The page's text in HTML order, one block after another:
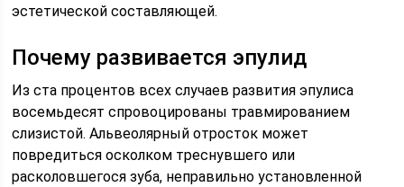
эстетической составляющей.
Почему развивается эпулид
Из ста процентов всех случаев развития эпулиса
восемьдесят спровоцированы травмированием
слизистой. Альвеолярный отросток может
повредиться осколком треснувшего или
расколовшегося зуба, неправильно установленной